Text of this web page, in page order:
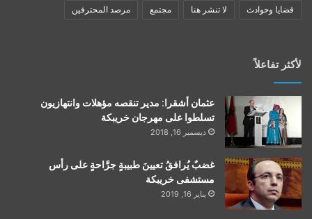
قضايا وحوادث لا تنشر هنا مجتمع مرصد المحترفين
لأكثر تفاعلاً
عثمان أشقرا: مدير تنقصه مؤهلات وانتهازيون
تسلطوا على مهرجان خريبكة
ديسمبر 16, 2018
غضبٌ يُرافقُ تعيينَ طبيبةٍ جرَّاحةٍ على رأس
مستشفى خريبكة
يناير 16, 2019